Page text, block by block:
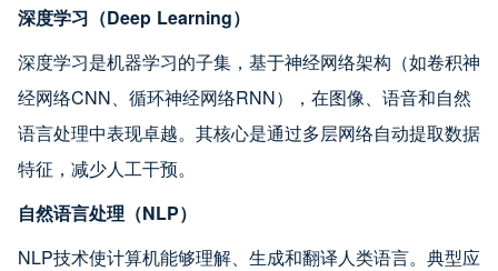
深度学习（Deep Learning）
深度学习是机器学习的子集，基于神经网络架构（如卷积神
经网络CNN、循环神经网络RNN），在图像、语音和自然
语言处理中表现卓越。其核心是通过多层网络自动提取数据
特征，减少人工干预。
自然语言处理（NLP）
NLP技术使计算机能够理解、生成和翻译人类语言。典型应